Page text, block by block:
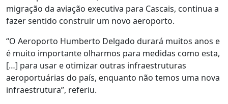
migração da aviação executiva para Cascais, continua a
fazer sentido construir um novo aeroporto.
“O Aeroporto Humberto Delgado durará muitos anos e
é muito importante olharmos para medidas como esta,
[…] para usar e otimizar outras infraestruturas
aeroportuárias do país, enquanto não temos uma nova
infraestrutura”, referiu.